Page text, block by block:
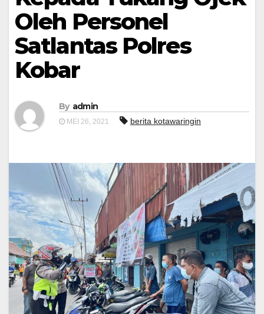
Oleh Personel
Satlantas Polres
Kobar
By admin
MEI 26, 2021 berita kotawaringin